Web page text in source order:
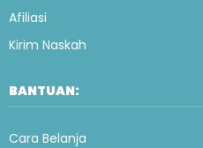
Afiliasi
Kirim Naskah
BANTUAN:
Cara Belanja